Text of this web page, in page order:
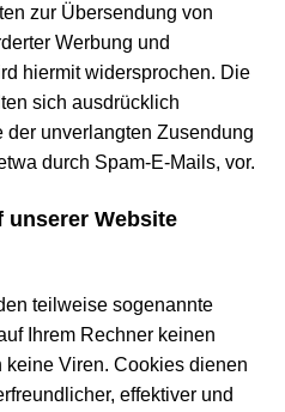
zur Übersendung von
Werbung und
hiermit widersprochen. Die
sich ausdrücklich
der unverlangten Zusendung
durch Spam-E-Mails, vor.
unserer Website
teilweise sogenannte
Ihrem Rechner keinen
Viren. Cookies dienen
effektiver und